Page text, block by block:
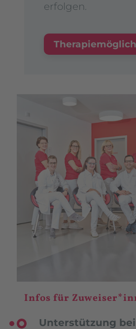
erfolgen.
Infos für
Unterstützung bei